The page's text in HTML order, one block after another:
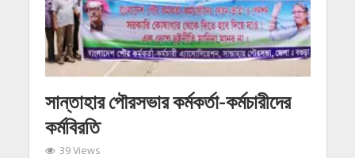
সান্তাহার পৌরসভার কর্মকর্তা-কর্মচারীদের
কর্মবিরতি
39 Views